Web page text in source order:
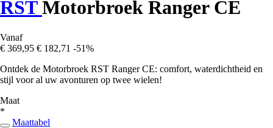
RSTMotorbroek Ranger CE
Vanaf
€ 369,95 € 182,71 -51%
Ontdek de Motorbroek RST Ranger CE: comfort, waterdichtheid en
stijl voor al uw avonturen op twee wielen!
Maat
*
Maattabel